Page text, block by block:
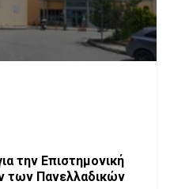
την Επιστημονική
των Πανελλαδικών